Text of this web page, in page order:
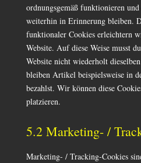
ordnungsgemäß funktionieren
weiterhin in Erinnerung bleiben.
funktionaler Cookies erleichtern
Website. Auf diese Weise musst
Website nicht wiederholt
bleiben Artikel beispielsweise in
bezahlst. Wir können diese
platzieren.
5.2 Marketing- /
Marketing- / Tracking-Cookies